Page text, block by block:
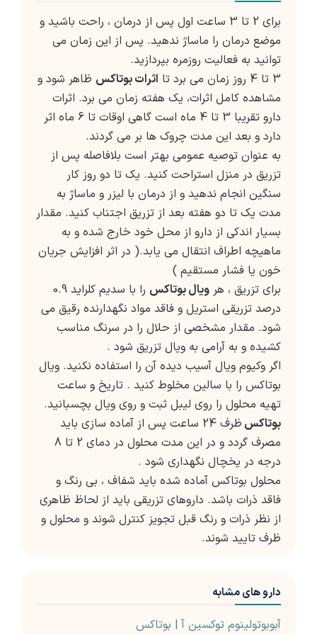
برای 2 تا 3 ساعت اول پس از درمان ، راحت باشید و
موضع درمان را ماساژ ندهید. پس از این زمان می
توانید به فعالیت روزمره بپردازید.
3 تا 4 روز زمان می برد تا
اثرات بوتاکس ظاهر شود و
مشاهده کامل اثرات، یک هفته زمان می برد. اثرات
دارو تقریبا 3 تا 4 ماه است گاهی اوقات تا 6 ماه اثر
دارد و بعد این مدت چروک ها بر می گردند.
به عنوان توصیه عمومی بهتر است بلافاصله پس از
تزریق در منزل استراحت کنید. یک تا دو روز کار
سنگین انجام ندهید و از درمان با لیزر و ماساژ به
مدت یک تا دو هفته بعد از تزریق اجتناب کنید. مقدار
بسیار اندکی از دارو از محل خود خارج شده و به
ماهیچه اطراف انتقال می یابد.( در اثر افزایش جریان
خون یا فشار مستقیم )
برای تزریق ، هر ویال بوتاکس
را با سدیم کلراید 0.9
درصد تزریقی استریل و فاقد مواد نگهدارنده رقیق می
شود. مقدار مشخصی از حلال را در سرنگ مناسب
کشیده و به آرامی به ویال تزریق شود .
اگر وکیوم ویال آسیب دیده آن را استفاده نکنید. ویال
بوتاکس را با سالین مخلوط کنید . تاریخ و ساعت
تهیه محلول را روی لیبل ثبت و روی ویال بچسبانید.
بوتاکس
ظرف 24 ساعت پس از آماده سازی باید
مصرف گردد و در این مدت محلول در دمای 2 تا 8
درجه در یخچال نگهداری شود .
محلول بوتاکس آماده شده باید شفاف ، بی رنگ و
فاقد ذرات باشد. داروهای تزریقی باید از لحاظ ظاهری
از نظر ذرات و رنگ قبل تجویز کنترل شوند و محلول و
ظرف تایید شوند.
دارو های مشابه
آبوبوتولینوم توکسین آ | بوتاکس